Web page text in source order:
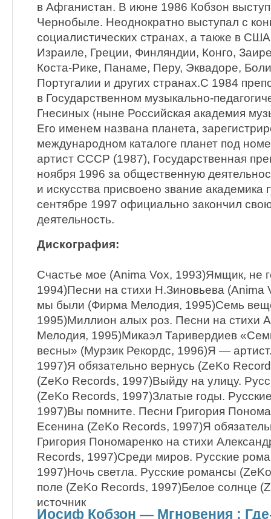
в Афганистан. В июне 1986 Кобзон
Чернобыле. Неоднократно выступал с
социалистических странах, а также в
Израиле, Греции, Финляндии, Конго,
Коста-Рике, Панаме, Перу, Эквадоре,
Португалии и других странах.С 1984
в Государственном музыкально-
Гнесиных (ныне Российская академия
Его именем названа планета,
международном каталоге планет под
артист СССР (1987), Государственная
ноября 1996 за общественную
и искусства присвоено звание академика
сентябре 1997 официально закончил
деятельность.
Дискография:
Счастье мое (Anima Vox, 1993)Ямщик, не
1994)Песни на стихи Н.Зиновьева (Anima
мы были (Фирма Мелодия, 1995)Семь
1995)Миллион алых роз. Песни на стихи
Мелодия, 1995)Микаэл Таривердиев
весны» (Мурзик Рекордс, 1996)Я —
1997)Я обязательно вернусь (ZeKo
(ZeKo Records, 1997)Выйду на улицу.
(ZeKo Records, 1997)Златые годы.
1997)Вы помните. Песни Григория
Есенина (ZeKo Records, 1997)Я
Григория Пономаренко на стихи
Records, 1997)Среди миров. Русские
1997)Ночь светла. Русские романсы
поле (ZeKo Records, 1997)Белое солнце
источник
Иосиф Кобзон — Мгновения ;